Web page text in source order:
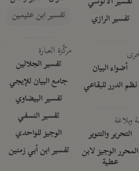
تفسير الرازي
أضواء البيان
نظم الدرر للبقاعي
وبلاغة
التحرير والتنوير
المحرر الوجيز لابن
عطية
تفسير ابن عثيمين
مركَّزة العبارة
تفسير الجلالين
جامع البيان للإيجي
تفسير البيضاوي
تفسير النسفي
الوجيز للواحدي
تفسير ابن أبي زمنين